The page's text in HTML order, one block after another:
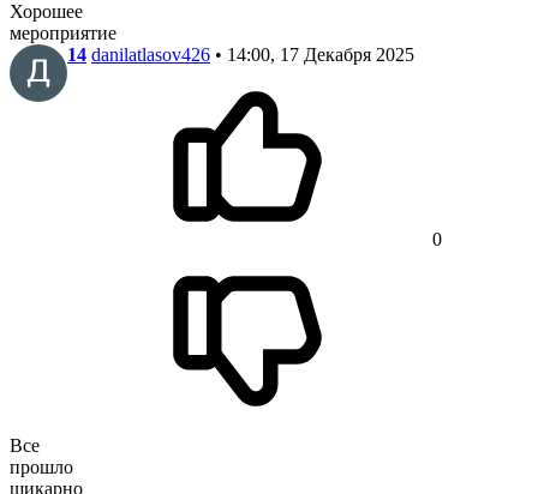
Хорошее
мероприятие
14 danilatlasov426 • 14:00, 17 Декабря 2025
0
Все
прошло
шикарно